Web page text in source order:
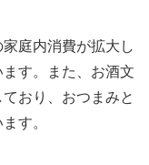
庭内消費が拡大し
す。また、お酒文
おり、おつまみと
す。